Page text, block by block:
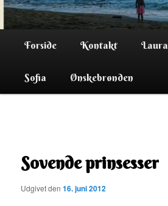
Forside Kontakt Laura
Sofia Ønskebrønden
Sovende prinsesser
Udgivet den16. juni 2012